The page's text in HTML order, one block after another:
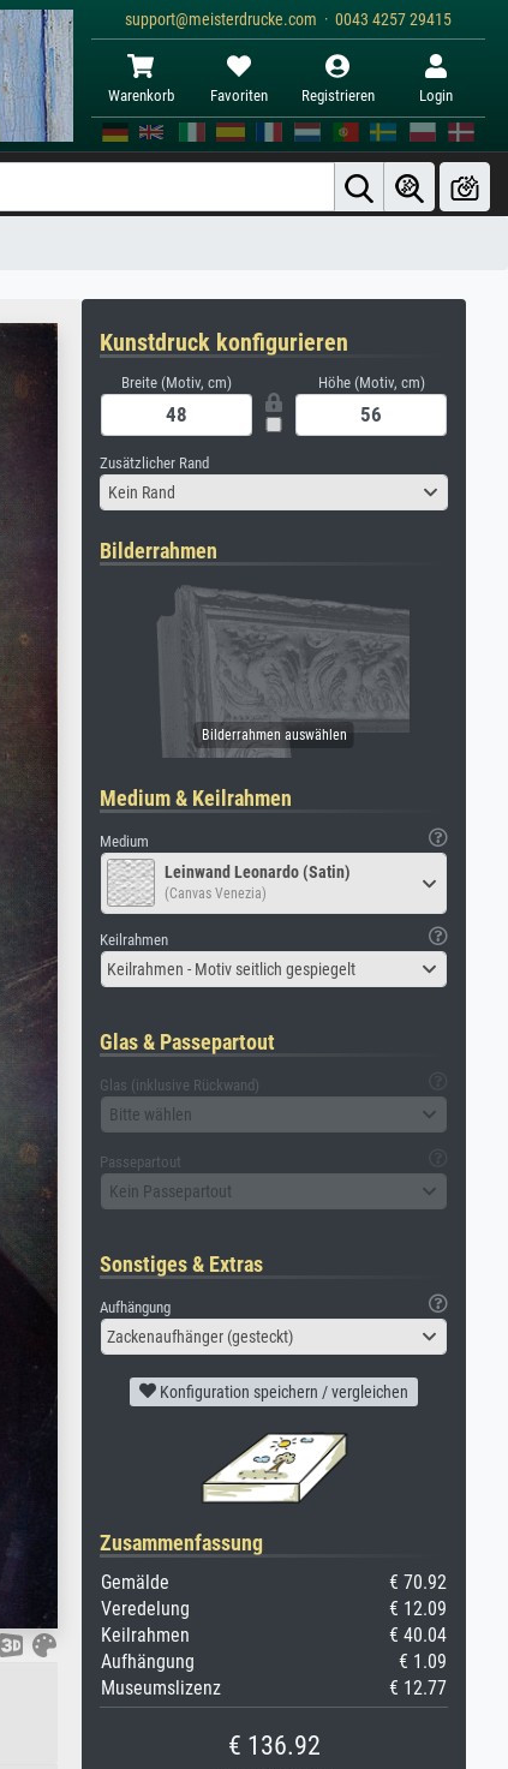
support@meisterdrucke.com · 0043 4257 29415
Warenkorb Favoriten Registrieren Login
Kunstdruck konfigurieren
Breite (Motiv, cm) Höhe (Motiv, cm)
Zusätzlicher Rand
Kein Rand
Bilderrahmen
Medium & Keilrahmen
Medium
Leinwand Leonardo (Satin)
(Canvas Venezia)
Keilrahmen
Keilrahmen - Motiv seitlich gespiegelt
Glas & Passepartout
Glas (inklusive Rückwand)
Bitte wählen
Passepartout
Kein Passepartout
Sonstiges & Extras
Aufhängung
Zackenaufhänger (gesteckt)
Konfiguration speichern / vergleichen
Zusammenfassung
Gemälde
€ 70.92
Veredelung
€ 12.09
Keilrahmen
€ 40.04
Aufhängung
€ 1.09
Museumslizenz
€ 12.77
€ 136.92